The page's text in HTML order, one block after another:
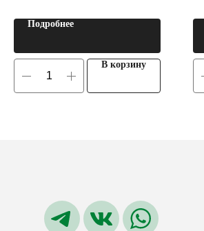
Подробнее
В корзину